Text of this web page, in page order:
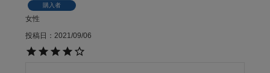
購入者
女性
投稿日
2021/09/06